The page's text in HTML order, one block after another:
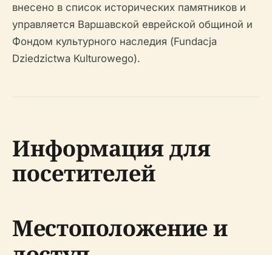
внесено в список исторических памятников и
управляется Варшавской еврейской общиной и
Фондом культурного наследия (Fundacja
Dziedzictwa Kulturowego).
Информация для
посетителей
Местоположение и